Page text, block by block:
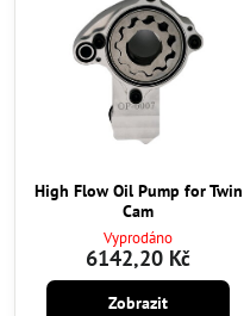
High Flow Oil Pump for Twin
Cam
Vyprodáno
6142,20 Kč
Zobrazit